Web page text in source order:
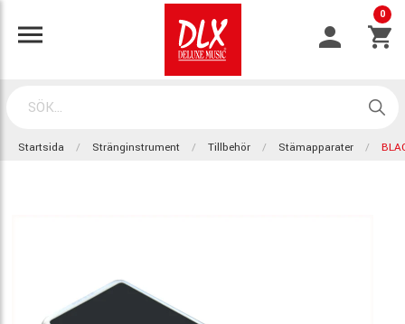
0
Startsida Stränginstrument Tillbehör Stämapparater